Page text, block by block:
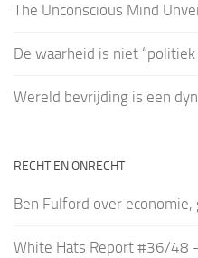
The Unconscious Mind
De waarheid is niet “politiek
Wereld bevrijding is een
RECHT EN ONRECHT
Ben Fulford over economie,
White Hats Report #36/48